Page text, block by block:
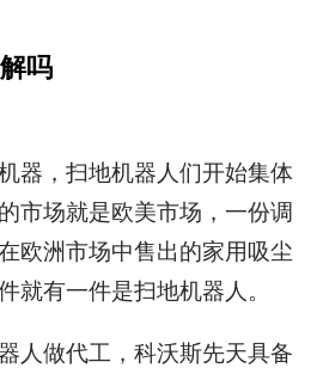
吗
器，扫地机器人们开始集体
市场就是欧美市场，一份调
欧洲市场中售出的家用吸尘
就有一件是扫地机器人。
人做代工，科沃斯先天具备